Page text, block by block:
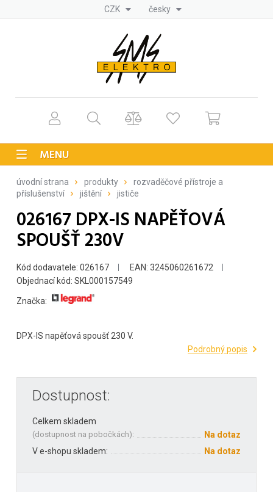
CZK česky
MENU
úvodní strana produkty
rozvaděčové přístroje a
příslušenství
jištění jističe
026167 DPX-IS NAPĚŤOVÁ
SPOUŠŤ 230V
Kód dodavatele: 026167
EAN: 3245060261672
Objednací kód: SKL000157549
Značka:
DPX-IS napěťová spoušť 230 V.
Podrobný popis
Dostupnost:
Celkem skladem
(dostupnost na pobočkách):
Na dotaz
V e-shopu skladem:
Na dotaz